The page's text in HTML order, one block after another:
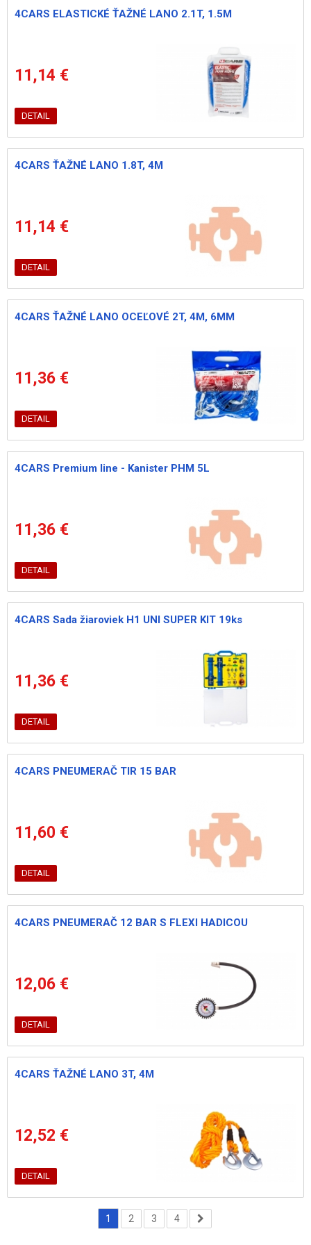
4CARS ELASTICKÉ ŤAŽNÉ LANO 2.1T, 1.5M
11,14 €
DETAIL
4CARS ŤAŽNÉ LANO 1.8T, 4M
11,14 €
DETAIL
4CARS ŤAŽNÉ LANO OCEĽOVÉ 2T, 4M, 6MM
11,36 €
DETAIL
4CARS Premium line - Kanister PHM 5L
11,36 €
DETAIL
4CARS Sada žiaroviek H1 UNI SUPER KIT 19ks
11,36 €
DETAIL
4CARS PNEUMERAČ TIR 15 BAR
11,60 €
DETAIL
4CARS PNEUMERAČ 12 BAR S FLEXI HADICOU
12,06 €
DETAIL
4CARS ŤAŽNÉ LANO 3T, 4M
12,52 €
DETAIL
1 2 3 4